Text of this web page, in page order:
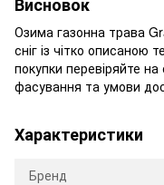
Висновок
Озима газонна трава
сніг із чітко описаною
покупки перевіряйте на
фасування та умови
Характеристики
Бренд